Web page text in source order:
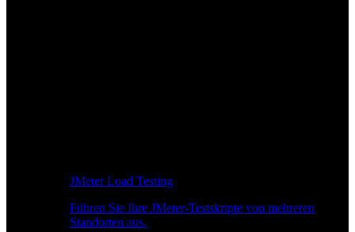
JMeter Load Testing
Führen Sie Ihre JMeter-Testskripte von mehreren
Standorten aus.